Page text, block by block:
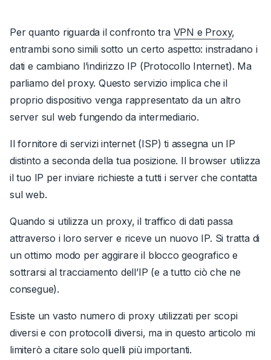
Per quanto riguarda il confronto tra VPN e Proxy,
entrambi sono simili sotto un certo aspetto: instradano i
dati e cambiano l’indirizzo IP (Protocollo Internet). Ma
parliamo del proxy. Questo servizio implica che il
proprio dispositivo venga rappresentato da un altro
server sul web fungendo da intermediario.
Il fornitore di servizi internet (ISP) ti assegna un IP
distinto a seconda della tua posizione. Il browser utilizza
il tuo IP per inviare richieste a tutti i server che contatta
sul web.
Quando si utilizza un proxy, il traffico di dati passa
attraverso i loro server e riceve un nuovo IP. Si tratta di
un ottimo modo per aggirare il blocco geografico e
sottrarsi al tracciamento dell’IP (e a tutto ciò che ne
consegue).
Esiste un vasto numero di proxy utilizzati per scopi
diversi e con protocolli diversi, ma in questo articolo mi
limiterò a citare solo quelli più importanti.